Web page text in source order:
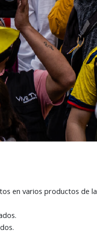
en varios productos de